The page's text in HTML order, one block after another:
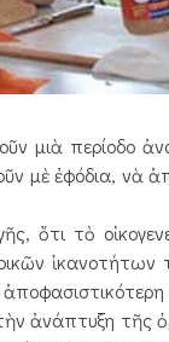
μιὰ περίοδο
μὲ ἐφόδια, νὰ
ὅτι τὸ
ἱκανοτήτων
ἀνάπτυξη